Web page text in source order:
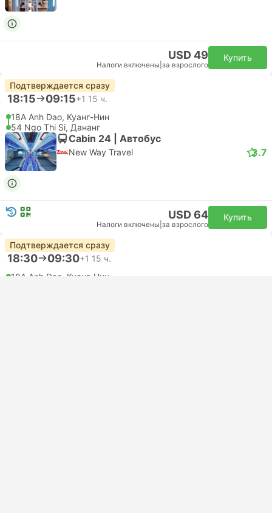
USD 49
Налоги включены за взрослого
Купить
Подтверждается сразу
18:15 09:15+1 15 ч.
18A Anh Dao, Куанг-Нин
54 Ngo Thi Si, Дананг
Cabin 24 | Автобус
New Way Travel 3.7
USD 64
Налоги включены за взрослого
Купить
Подтверждается сразу
18:30 09:30+1 15 ч.
18A Anh Dao, Куанг-Нин